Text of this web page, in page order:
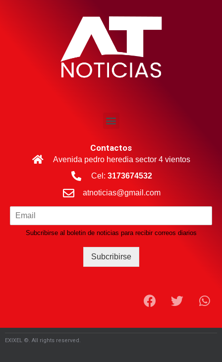
Contactos
Avenida pedro heredia sector 4 vientos
Cel: 3173674532
atnoticias@gmail.com
Subcribirse al boletin de noticias para recibir correos diarios
Subcribirse
EXIXEL ©. All rights reserved.